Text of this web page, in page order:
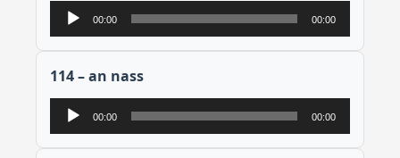
Lecteur
audio
00:00 00:00
114 – an nass
Lecteur
audio
00:00 00:00